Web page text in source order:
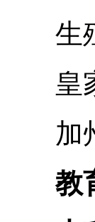
生殖
皇家
加州
教